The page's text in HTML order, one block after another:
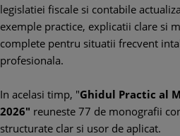
legislatiei fiscale si contabile
exemple practice, explicatii clare si
complete pentru situatii frecvent
profesionala.
In acelasi timp, "Ghidul Practic al
2026" reuneste 77 de monografii
structurate clar si usor de aplicat.